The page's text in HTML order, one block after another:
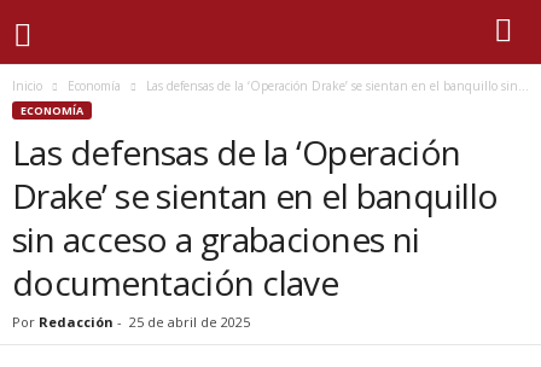
Inicio Economía Las defensas de la ‘Operación Drake’ se sientan en el banquillo sin...
ECONOMÍA
Las defensas de la ‘Operación
Drake’ se sientan en el banquillo
sin acceso a grabaciones ni
documentación clave
Por Redacción - 25 de abril de 2025